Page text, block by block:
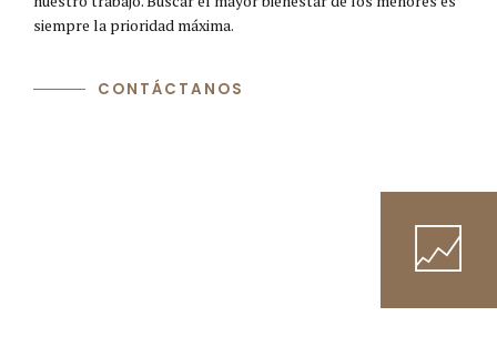
siempre la prioridad máxima.
CONTÁCTANOS